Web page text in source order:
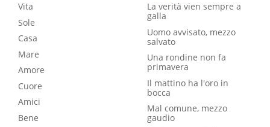
Vita
Sole
Casa
Mare
Amore
Cuore
Amici
Bene
La verità vien sempre a
galla
Uomo avvisato, mezzo
salvato
Una rondine non fa
primavera
Il mattino ha l'oro in
bocca
Mal comune, mezzo
gaudio